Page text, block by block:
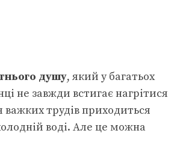
душу, який у багатьох
не завжди встигає нагрітися
важких трудів приходиться
воді. Але це можна